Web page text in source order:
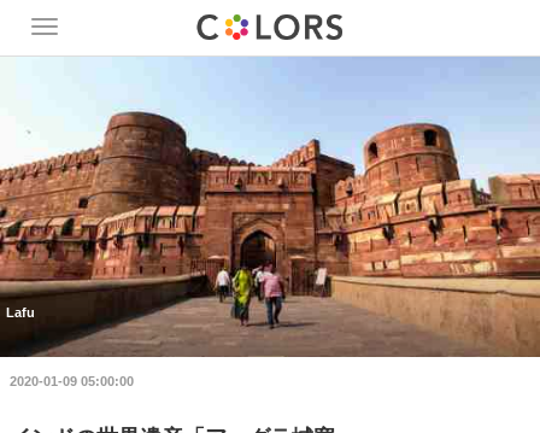
Toggle
navigation
Lafu
2020-01-09 05:00:00